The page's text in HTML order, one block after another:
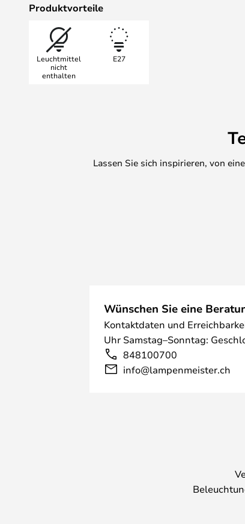
werden, je nachdem,
Finden Sie das gewünschte
Produktvorteile
Leuchtmittel
nicht
enthalten
E27
Lassen Sie sich inspirieren, von
Wünschen Sie eine
Kontaktdaten und
Uhr Samstag–Sonntag:
848100700
info@lampenmeister.ch